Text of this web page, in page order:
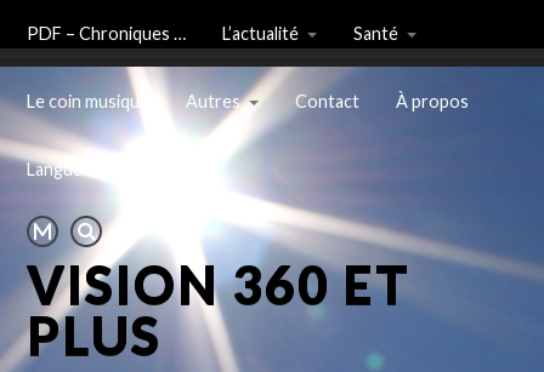
PDF – Chroniques … L’actualité Santé
Le coin musique Autres Contact À propos
Langue
VISION 360 ET
PLUS